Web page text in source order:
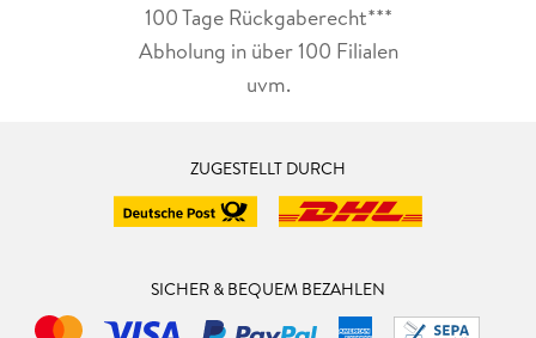
100 Tage Rückgaberecht***
Abholung in über 100 Filialen
uvm.
ZUGESTELLT DURCH
SICHER & BEQUEM BEZAHLEN